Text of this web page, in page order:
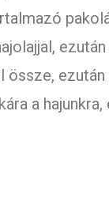
össze,
a